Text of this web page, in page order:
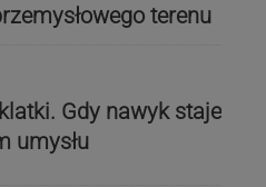
terenu
Gdy nawyk staje
umysłu